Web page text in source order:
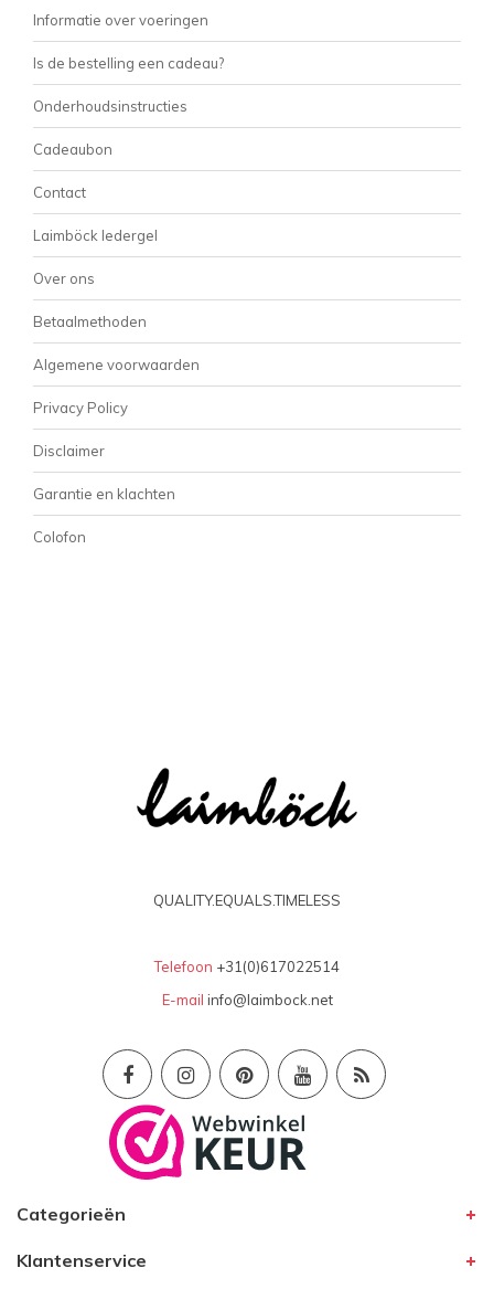
Informatie over voeringen
Is de bestelling een cadeau?
Onderhoudsinstructies
Cadeaubon
Contact
Laimböck ledergel
Over ons
Betaalmethoden
Algemene voorwaarden
Privacy Policy
Disclaimer
Garantie en klachten
Colofon
QUALITY.EQUALS.TIMELESS
Telefoon +31(0)617022514
E-mail info@laimbock.net
Categorieën
Klantenservice